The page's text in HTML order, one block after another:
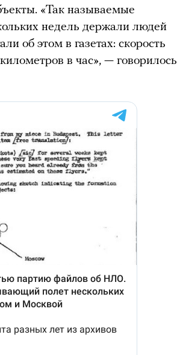
«Так называемые
недель держали людей
об этом в газетах: скорость
в час», — говорилось